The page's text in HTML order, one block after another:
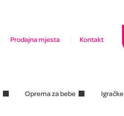
Prodajna mjesta Kontakt
Oprema za bebe Igračke